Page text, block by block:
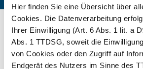
Hier finden Sie eine Übersicht über
Cookies. Die Datenverarbeitung
Ihrer Einwilligung (Art. 6 Abs. 1 lit. a
Abs. 1 TTDSG, soweit die
von Cookies oder den Zugriff auf
Endgerät des Nutzers im Sinne des